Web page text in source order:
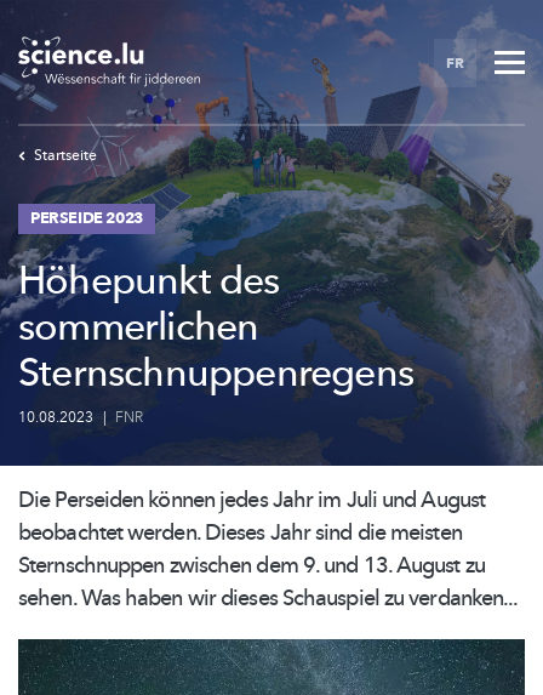
Skip
main
content
FR
Startseite
PERSEIDE 2023
Höhepunkt des
sommerlichen
Sternschnuppenregens
10.08.2023 | FNR
Die Perseiden können jedes Jahr im Juli und August
beobachtet werden. Dieses Jahr sind die meisten
Sternschnuppen zwischen dem 9. und 13. August zu
sehen. Was haben wir dieses Schauspiel zu verdanken...